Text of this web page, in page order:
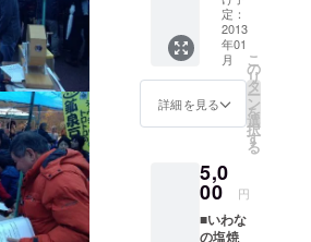
す。
み） ■
いわな
骨酒 ■
いわな
祭りオ
リジナ
ル手ぬ
ぐすい
ワンズ
デザイ
ン） ※
定：
2013
年01
月
詳細を見る
こ
の
リ
タ
ー
ン
を
選
択
す
る
5,0
00 円
■いわな
の塩焼